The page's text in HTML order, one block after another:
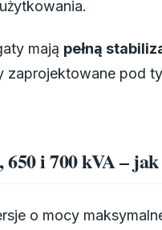
mają pełną
zaprojektowane pod
i 700 kVA –
o mocy